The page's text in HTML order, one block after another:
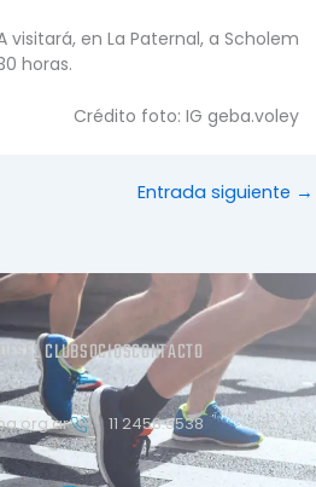
visitará, en La Paternal, a Scholem
horas.
Crédito foto: IG geba.voley
Entrada siguiente →
EL CLUBSOCIOSCONTACTO
11 2458.3538